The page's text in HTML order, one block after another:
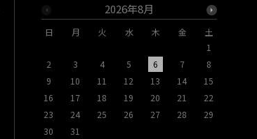
2026年8月
日 月 火 水 木 金
土
1
2
3 4 5 6 7
8
9
10 11 12 13 14
15
16
17 18 19 20 21
22
23
24 25 26 27 28
29
30
31